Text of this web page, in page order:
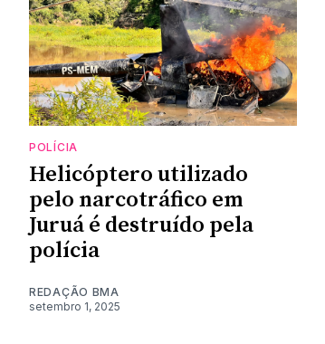
POLÍCIA
Helicóptero utilizado
pelo narcotráfico em
Juruá é destruído pela
polícia
REDAÇÃO BMA
setembro 1, 2025